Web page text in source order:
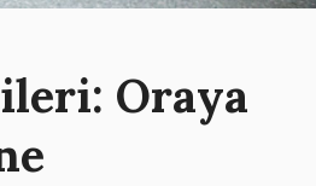
Oraya